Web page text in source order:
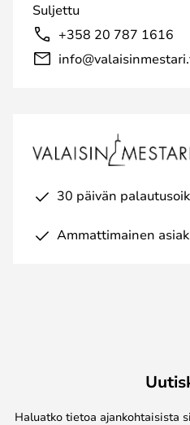
Suljettu
+358 20 787 1616
30 päivän
Ammattimainen
Haluatko tietoa ajankohtaisista